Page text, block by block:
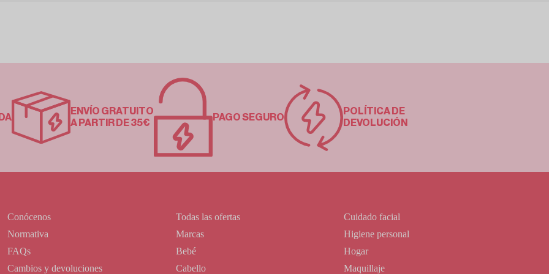
ENVÍO GRATUITO
A PARTIR DE 35€
PAGO SEGURO
POLÍTICA DE
DEVOLUCIÓN
Conócenos
Normativa
FAQs
Cambios y devoluciones
Todas las ofertas
Marcas
Bebé
Cabello
Cuidado facial
Higiene personal
Hogar
Maquillaje